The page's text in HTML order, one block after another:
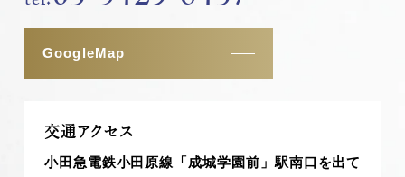
GoogleMap
交通アクセス
小田急電鉄小田原線「成城学園前」駅南口を出て